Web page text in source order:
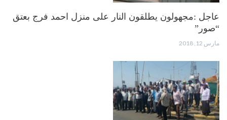
عاجل :مجهولون يطلقون النار على منزل احمد فرج بعتق
“صور”
مارس 12, 2018